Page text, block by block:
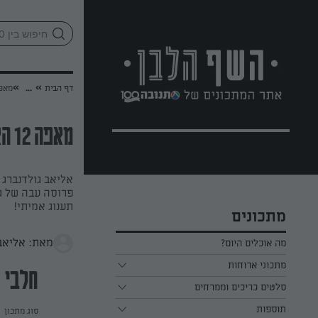
מתכונים
מה אוכלים היום?
מתכוני ארוחות
ארוחת בוקר
ארוחת צהריים
סלטים כריכים וממרחים
כל הסלטים כריכים וממרחים
תוספות
דף הבית »
...
»מאפה 12
מאפה 12 האלים
אליאב
פרוסה עבה של
תענוג אמיתי!
מאת:
חלבי
סוג מתכון